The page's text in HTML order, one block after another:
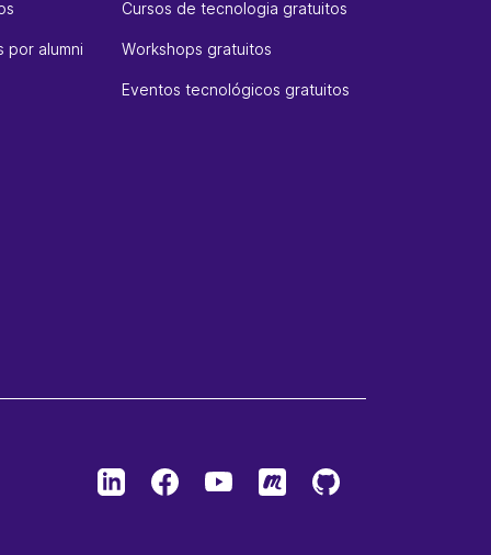
por alumni
Cursos de tecnologia gratuitos
Workshops gratuitos
Eventos tecnológicos gratuitos